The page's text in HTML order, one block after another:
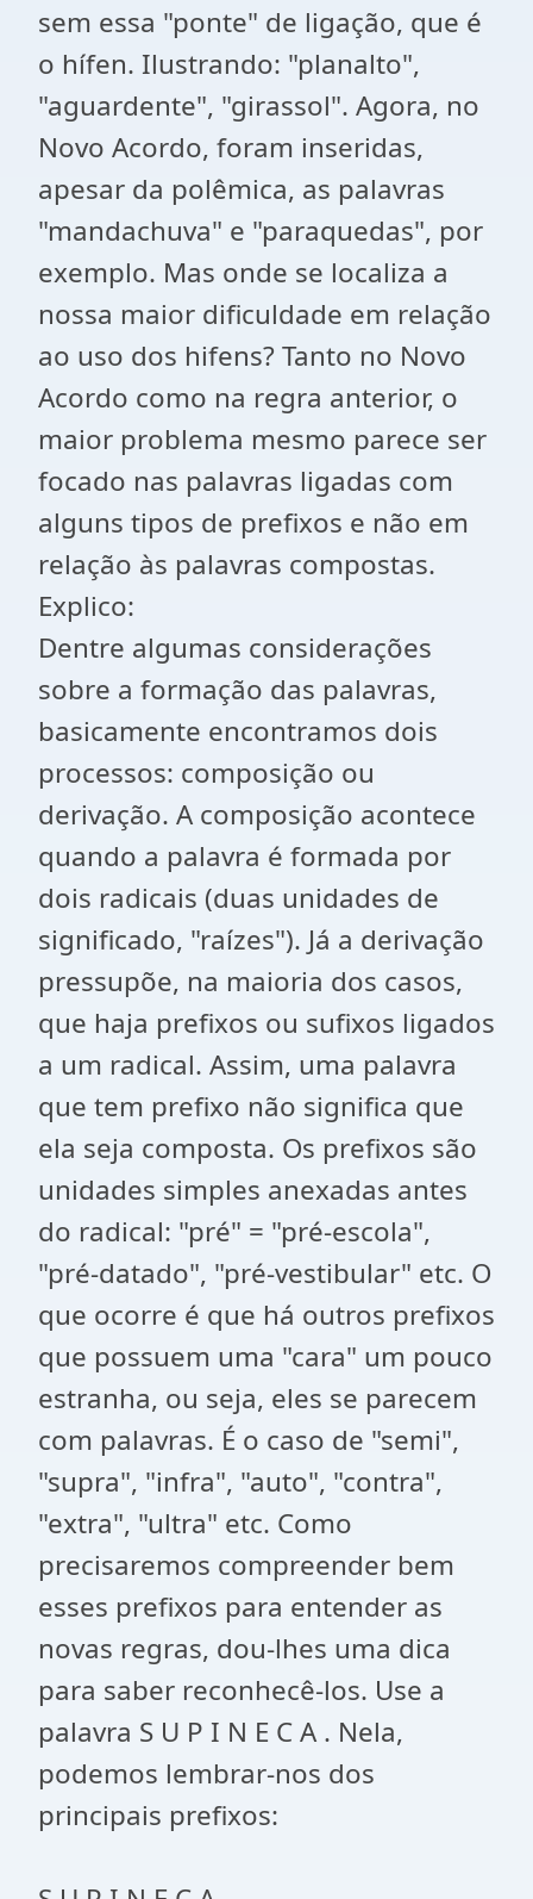
sem essa "ponte" de ligação, que é
o hífen. Ilustrando: "planalto",
"aguardente", "girassol". Agora, no
Novo Acordo, foram inseridas,
apesar da polêmica, as palavras
"mandachuva" e "paraquedas", por
exemplo. Mas onde se localiza a
nossa maior dificuldade em relação
ao uso dos hifens? Tanto no Novo
Acordo como na regra anterior, o
maior problema mesmo parece ser
focado nas palavras ligadas com
alguns tipos de prefixos e não em
relação às palavras compostas.
Explico:
Dentre algumas considerações
sobre a formação das palavras,
basicamente encontramos dois
processos: composição ou
derivação. A composição acontece
quando a palavra é formada por
dois radicais (duas unidades de
significado, "raízes"). Já a derivação
pressupõe, na maioria dos casos,
que haja prefixos ou sufixos ligados
a um radical. Assim, uma palavra
que tem prefixo não significa que
ela seja composta. Os prefixos são
unidades simples anexadas antes
do radical: "pré" = "pré-escola",
"pré-datado", "pré-vestibular" etc. O
que ocorre é que há outros prefixos
que possuem uma "cara" um pouco
estranha, ou seja, eles se parecem
com palavras. É o caso de "semi",
"supra", "infra", "auto", "contra",
"extra", "ultra" etc. Como
precisaremos compreender bem
esses prefixos para entender as
novas regras, dou-lhes uma dica
para saber reconhecê-los. Use a
palavra S U P I N E C A . Nela,
podemos lembrar-nos dos
principais prefixos: